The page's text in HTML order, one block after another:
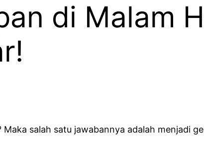
di Malam
salah satu jawabannya adalah menjadi